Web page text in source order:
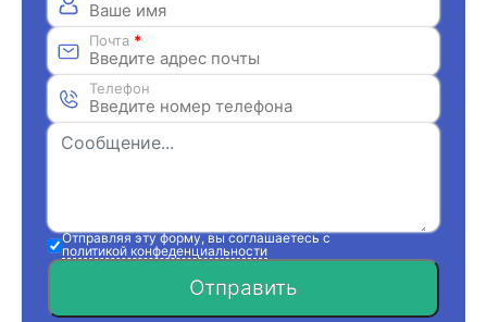
Почта *
Телефон
Отправляя эту форму, вы соглашаетесь с
политикой конфеденциальности
Отправить